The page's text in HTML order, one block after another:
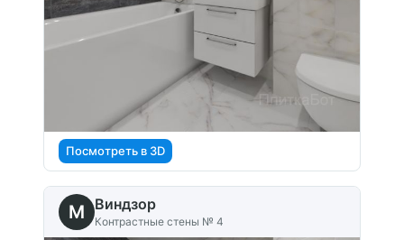
Посмотреть в 3D
M Виндзор
Контрастные стены № 4